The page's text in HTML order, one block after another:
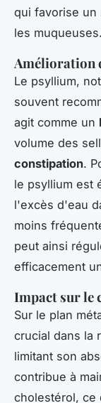
qui favorise un
les muqueuses.
Amélioration
Le psyllium,
souvent
agit comme un
volume des
constipation.
le psyllium est
l'excès d'eau
moins
peut ainsi
efficacement
Impact sur le
Sur le plan
crucial dans la
limitant son
contribue à
cholestérol, ce